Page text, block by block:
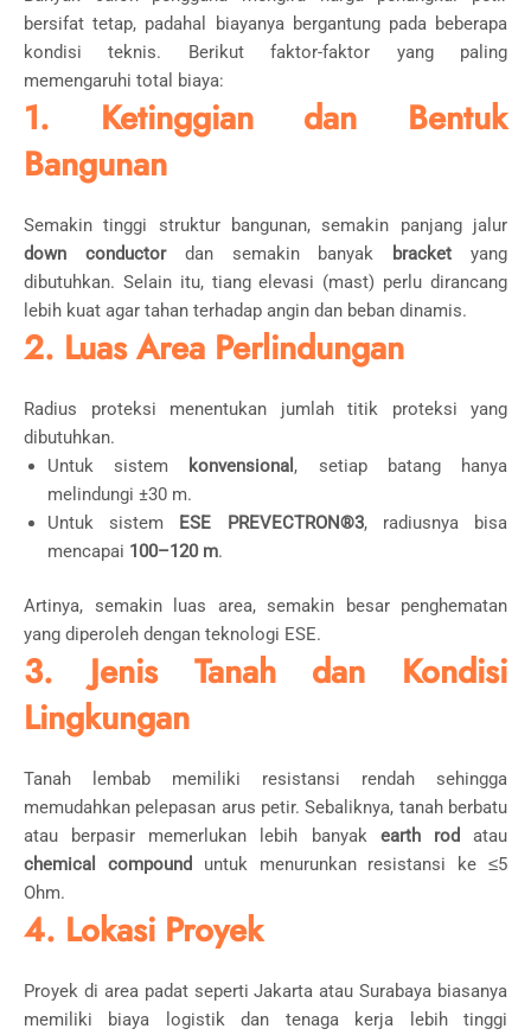
bersifat tetap, padahal biayanya bergantung pada beberapa
kondisi teknis. Berikut faktor-faktor yang paling
memengaruhi total biaya:
1. Ketinggian dan Bentuk
Bangunan
Semakin tinggi struktur bangunan, semakin panjang jalur
down conductordan semakin banyak bracket yang
dibutuhkan. Selain itu, tiang elevasi (mast) perlu dirancang
lebih kuat agar tahan terhadap angin dan beban dinamis.
2. Luas Area Perlindungan
Radius proteksi menentukan jumlah titik proteksi yang
dibutuhkan.
Untuk sistem
konvensional , setiap batang hanya
melindungi ±30 m.
Untuk sistem ESE PREVECTRON®3, radiusnya bisa
mencapai 100–120 m.
Artinya, semakin luas area, semakin besar penghematan
yang diperoleh dengan teknologi ESE.
3. Jenis Tanah dan Kondisi
Lingkungan
Tanah lembab memiliki resistansi rendah sehingga
memudahkan pelepasan arus petir. Sebaliknya, tanah berbatu
atau berpasir memerlukan lebih banyak earth rod
atau
chemical compound
untuk menurunkan resistansi ke ≤5
Ohm.
4. Lokasi Proyek
Proyek di area padat seperti Jakarta atau Surabaya biasanya
memiliki biaya logistik dan tenaga kerja lebih tinggi